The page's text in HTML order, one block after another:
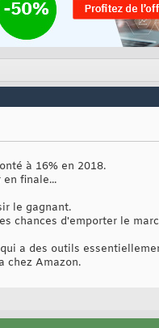
à 16% en 2018.
finale...
le gagnant.
chances d'emporter le
a des outils
chez Amazon.